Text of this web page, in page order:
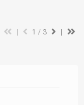
1 / 3